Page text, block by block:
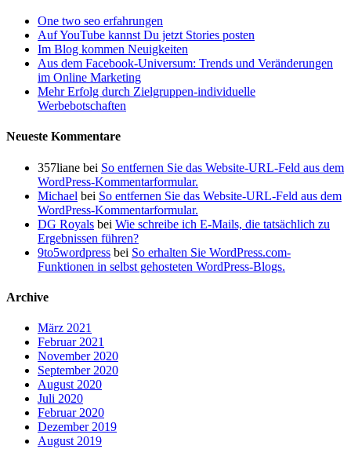
One two seo erfahrungen
Auf YouTube kannst Du jetzt Stories posten
Im Blog kommen Neuigkeiten
Aus dem Facebook-Universum: Trends und Veränderungen
im Online Marketing
Mehr Erfolg durch Zielgruppen-individuelle
Werbebotschaften
Neueste Kommentare
357liane bei So entfernen Sie das Website-URL-Feld aus dem
WordPress-Kommentarformular.
Michael bei So entfernen Sie das Website-URL-Feld aus dem
WordPress-Kommentarformular.
DG Royals bei Wie schreibe ich E-Mails, die tatsächlich zu
Ergebnissen führen?
9to5wordpress bei So erhalten Sie WordPress.com-
Funktionen in selbst gehosteten WordPress-Blogs.
Archive
März 2021
Februar 2021
November 2020
September 2020
August 2020
Juli 2020
Februar 2020
Dezember 2019
August 2019